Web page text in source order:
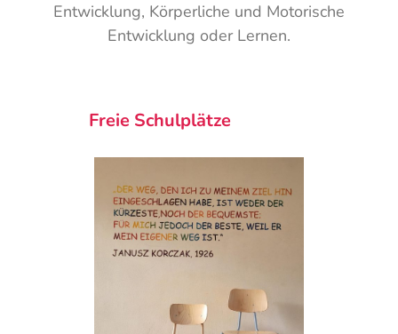
Entwicklung, Körperliche und Motorische
Entwicklung oder Lernen.
Freie Schulplätze